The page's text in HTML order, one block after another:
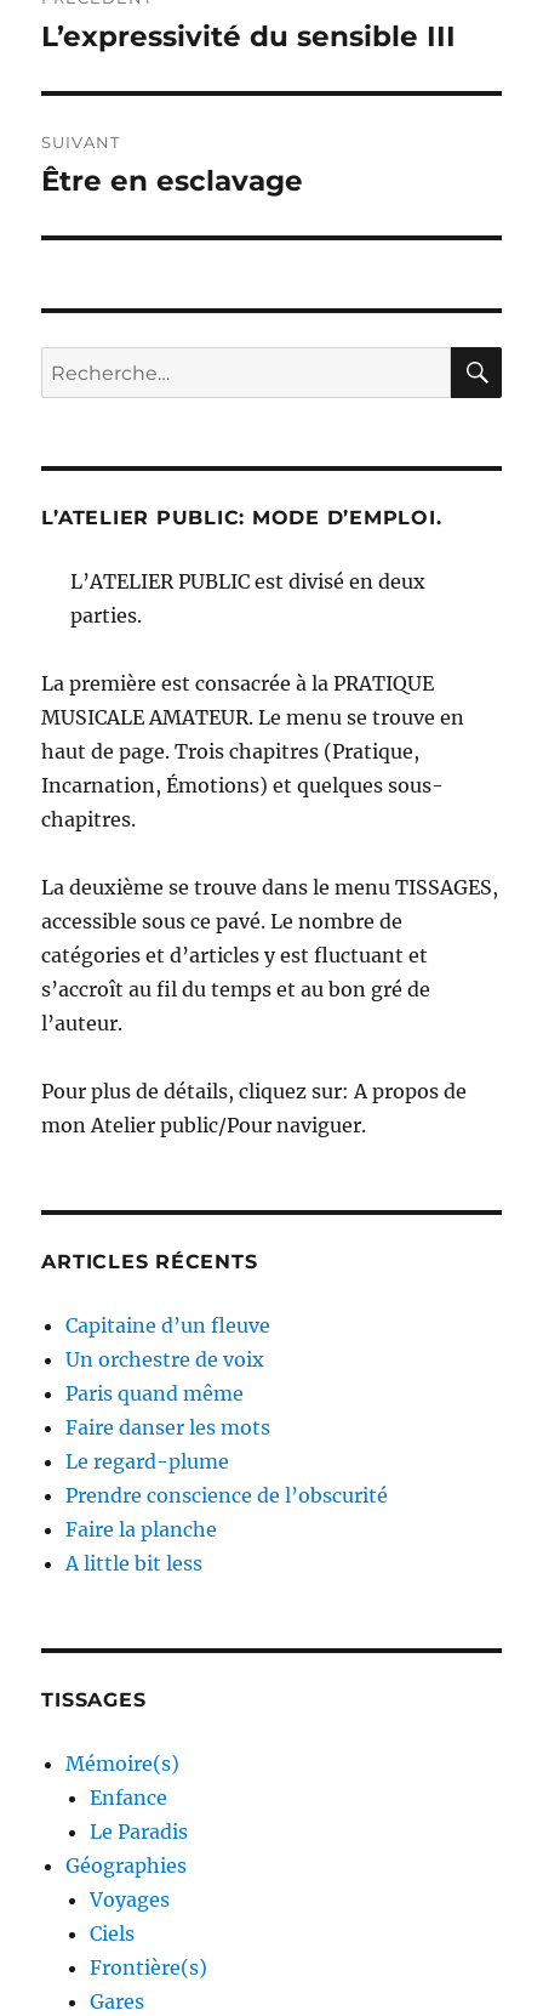
de
Publication
L’expressivité du sensible III
SUIVANT
Publication
Être en esclavage
Recherche
pour :
L’ATELIER PUBLIC: MODE D’EMPLOI.
L’ATELIER PUBLIC est divisé en deux
parties.
La première est consacrée à la PRATIQUE
MUSICALE AMATEUR. Le menu se trouve en
haut de page. Trois chapitres (Pratique,
Incarnation, Émotions) et quelques sous-
chapitres.
La deuxième se trouve dans le menu TISSAGES,
accessible sous ce pavé. Le nombre de
catégories et d’articles y est fluctuant et
s’accroît au fil du temps et au bon gré de
l’auteur.
Pour plus de détails, cliquez sur: A propos de
mon Atelier public/Pour naviguer.
ARTICLES RÉCENTS
Capitaine d’un fleuve
Un orchestre de voix
Paris quand même
Faire danser les mots
Le regard-plume
Prendre conscience de l’obscurité
Faire la planche
A little bit less
TISSAGES
Mémoire(s)
Enfance
Le Paradis
Géographies
Voyages
Ciels
Frontière(s)
Gares